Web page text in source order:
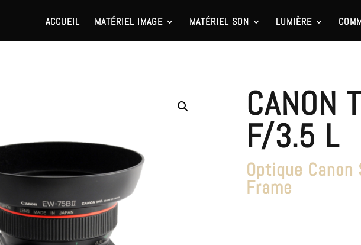
ACCUEIL MATÉRIEL IMAGE MATÉRIEL SON LUMIÈRE
CANON
F/3.5 L
Optique
Frame